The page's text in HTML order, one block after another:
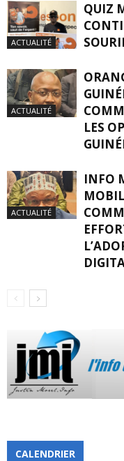
ACTUALITÉ
QUIZ
ACTUALITÉ
LES
ACTUALITÉ
INFO
CALENDRIER